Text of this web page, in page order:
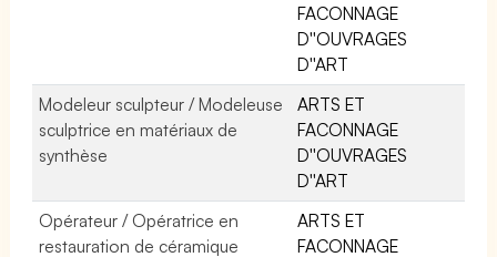
FACONNAGE
D''OUVRAGES
D''ART
Modeleur sculpteur / Modeleuse
sculptrice en matériaux de
synthèse
ARTS ET
FACONNAGE
D''OUVRAGES
D''ART
Opérateur / Opératrice en
restauration de céramique
ARTS ET
FACONNAGE